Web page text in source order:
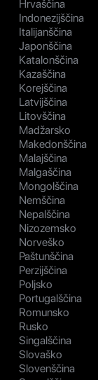
Hrvaščina
Indonezijščina
Italijanščina
Japonščina
Katalonščina
Kazaščina
Korejščina
Latvijščina
Litovščina
Madžarsko
Makedonščina
Malajščina
Malgaščina
Mongolščina
Nemščina
Nepalščina
Nizozemsko
Norveško
Paštunščina
Perzijščina
Poljsko
Portugalščina
Romunsko
Rusko
Singalščina
Slovaško
Slovenščina